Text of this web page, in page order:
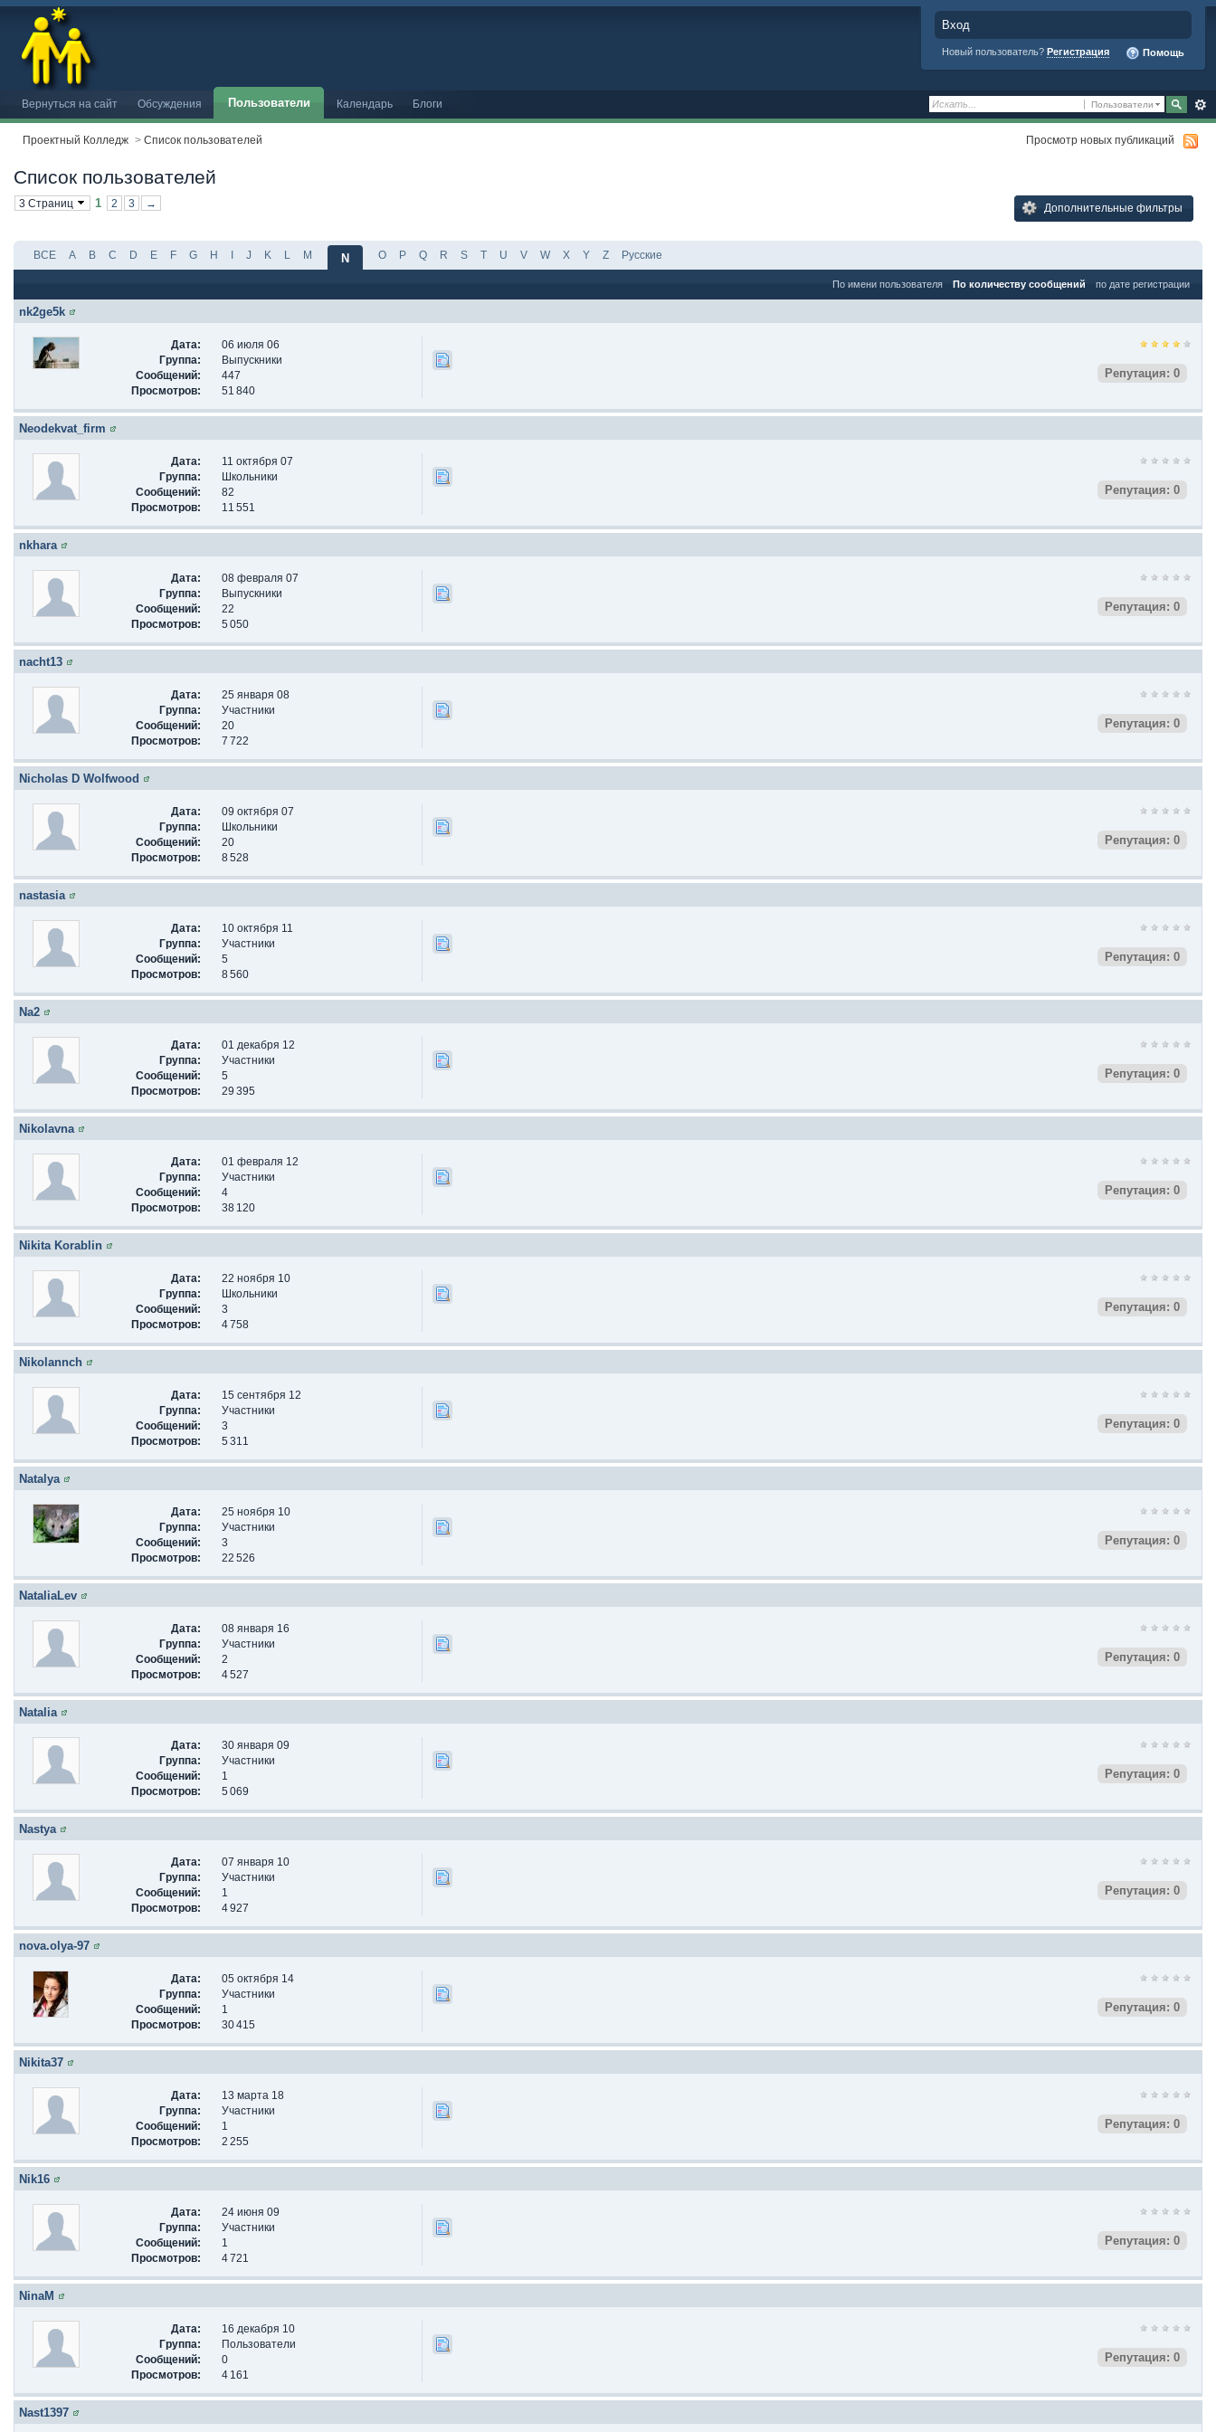
Вход
Новый пользователь? Регистрация Помощь
Пользователи
Вернуться на сайт Обсуждения Пользователи Календарь Блоги
Проектный Колледж > Список пользователей Просмотр новых публикаций
Список пользователей
3 Страниц 1 2 3 → Дополнительные фильтры
ВСЕ A B C D E F G H I J K L M N O P Q R S T U V W X Y Z Русские
По имени пользователя По количеству сообщений по дате регистрации
nk2ge5k
Дата:
06 июля 06
Группа:
Выпускники
Сообщений:
447
Просмотров:
51 840
Репутация: 0
Neodekvat_firm
Дата:
11 октября 07
Группа:
Школьники
Сообщений:
82
Просмотров:
11 551
Репутация: 0
nkhara
Дата:
08 февраля 07
Группа:
Выпускники
Сообщений:
22
Просмотров:
5 050
Репутация: 0
nacht13
Дата:
25 января 08
Группа:
Участники
Сообщений:
20
Просмотров:
7 722
Репутация: 0
Nicholas D Wolfwood
Дата:
09 октября 07
Группа:
Школьники
Сообщений:
20
Просмотров:
8 528
Репутация: 0
nastasia
Дата:
10 октября 11
Группа:
Участники
Сообщений:
5
Просмотров:
8 560
Репутация: 0
Na2
Дата:
01 декабря 12
Группа:
Участники
Сообщений:
5
Просмотров:
29 395
Репутация: 0
Nikolavna
Дата:
01 февраля 12
Группа:
Участники
Сообщений:
4
Просмотров:
38 120
Репутация: 0
Nikita Korablin
Дата:
22 ноября 10
Группа:
Школьники
Сообщений:
3
Просмотров:
4 758
Репутация: 0
Nikolannch
Дата:
15 сентября 12
Группа:
Участники
Сообщений:
3
Просмотров:
5 311
Репутация: 0
Natalya
Дата:
25 ноября 10
Группа:
Участники
Сообщений:
3
Просмотров:
22 526
Репутация: 0
NataliaLev
Дата:
08 января 16
Группа:
Участники
Сообщений:
2
Просмотров:
4 527
Репутация: 0
Natalia
Дата:
30 января 09
Группа:
Участники
Сообщений:
1
Просмотров:
5 069
Репутация: 0
Nastya
Дата:
07 января 10
Группа:
Участники
Сообщений:
1
Просмотров:
4 927
Репутация: 0
nova.olya-97
Дата:
05 октября 14
Группа:
Участники
Сообщений:
1
Просмотров:
30 415
Репутация: 0
Nikita37
Дата:
13 марта 18
Группа:
Участники
Сообщений:
1
Просмотров:
2 255
Репутация: 0
Nik16
Дата:
24 июня 09
Группа:
Участники
Сообщений:
1
Просмотров:
4 721
Репутация: 0
NinaM
Дата:
16 декабря 10
Группа:
Пользователи
Сообщений:
0
Просмотров:
4 161
Репутация: 0
Nast1397